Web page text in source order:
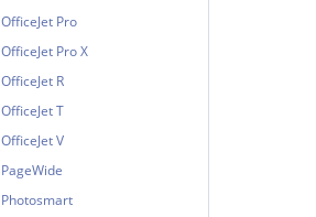
OfficeJet Pro
OfficeJet Pro X
OfficeJet R
OfficeJet T
OfficeJet V
PageWide
Photosmart